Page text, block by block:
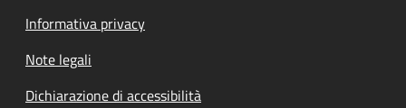
Informativa privacy
Note legali
Dichiarazione di accessibilità